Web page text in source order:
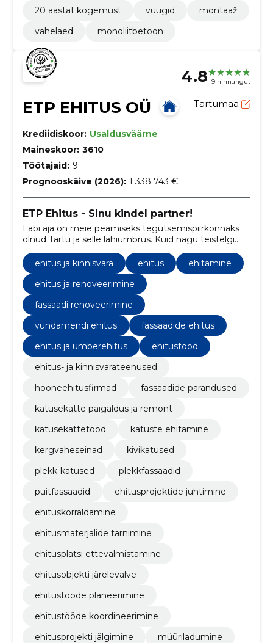
20 aastat kogemust
vuugid
montaaž
vahelaed
monoliitbetoon
4.8 9 hinnangut
ETP EHITUS OÜ Tartumaa
Krediidiskoor: Usaldusväärne
Maineskoor: 3610
Töötajaid: 9
Prognooskäive (2026): 1 338 743 €
ETP Ehitus - Sinu kindel partner!
Läbi aja on meie peamiseks tegutsemispiirkonnaks
olnud Tartu ja selle lähiümbrus. Kuid nagu teistelgi
ettevõtetel, on ka meie ehitatud objekte mujal
Eestis.ehitus ja kinnisvara ehitus
ehitamine
ehitus ja renoveerimine
fassaadi renoveerimine
vundamendi ehitus
fassaadide ehitus
ehitus ja ümberehitus
ehitustööd
ehitus- ja kinnisvarateenused
hooneehitusfirmad
fassaadide parandused
katusekatte paigaldus ja remont
katusekattetööd
katuste ehitamine
kergvaheseinad
kivikatused
plekk-katused
plekkfassaadid
puitfassaadid
ehitusprojektide juhtimine
ehituskorraldamine
ehitusmaterjalide tarnimine
ehitusplatsi ettevalmistamine
ehitusobjekti järelevalve
ehitustööde planeerimine
ehitustööde koordineerimine
ehitusprojekti jälgimine
müüriladumine